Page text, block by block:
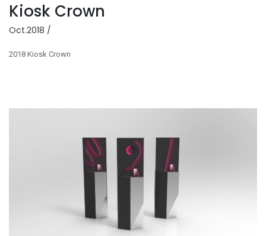
Kiosk Crown
Oct.2018 /
2018 Kiosk Crown